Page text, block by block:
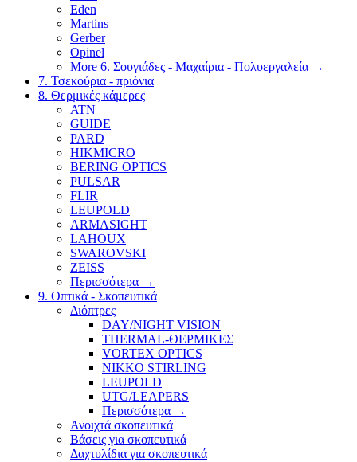
Eden
Martins
Gerber
Opinel
More 6. Σουγιάδες - Μαχαίρια - Πολυεργαλεία →
7. Τσεκούρια - πριόνια
8. Θερμικές κάμερες
ATN
GUIDE
PARD
HIKMICRO
BERING OPTICS
PULSAR
FLIR
LEUPOLD
ARMASIGHT
LAHOUX
SWAROVSKI
ZEISS
Περισσότερα →
9. Οπτικά - Σκοπευτικά
Διόπτρες
DAY/NIGHT VISION
THERMAL-ΘΕΡΜΙΚΕΣ
VORTEX OPTICS
NIKKO STIRLING
LEUPOLD
UTG/LEAPERS
Περισσότερα →
Ανοιχτά σκοπευτικά
Βάσεις για σκοπευτικά
Δαχτυλίδια για σκοπευτικά